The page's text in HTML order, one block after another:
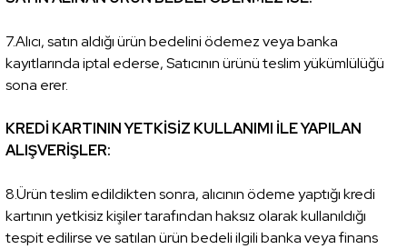
7.Alıcı, satın aldığı ürün bedelini ödemez veya banka
kayıtlarında iptal ederse, Satıcının ürünü teslim yükümlülüğü
sona erer.
KREDİ KARTININ YETKİSİZ KULLANIMI İLE YAPILAN
ALIŞVERİŞLER:
8.Ürün teslim edildikten sonra, alıcının ödeme yaptığı kredi
kartının yetkisiz kişiler tarafından haksız olarak kullanıldığı
tespit edilirse ve satılan ürün bedeli ilgili banka veya finans